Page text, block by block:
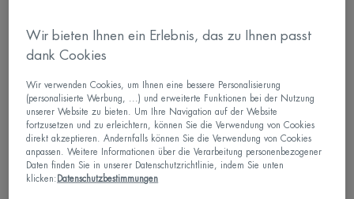
Cleanance
CLEANANCE Reinigungsgel
4.8
/
5
-
1.791
Cleanance
CLEANANCE HYDRA
Intensiv beruhigende,
reparierende Pflege
Wir bieten Ihnen ein Erlebnis, das zu Ihnen passt
dank Cookies
Wir verwenden Cookies, um Ihnen eine bessere Personalisierung
(personalisierte Werbung, ...) und erweiterte Funktionen bei der Nutzung
unserer Website zu bieten. Um Ihre Navigation auf der Website
fortzusetzen und zu erleichtern, können Sie die Verwendung von Cookies
direkt akzeptieren. Andernfalls können Sie die Verwendung von Cookies
anpassen. Weitere Informationen über die Verarbeitung personenbezogener
Daten finden Sie in unserer Datenschutzrichtlinie, indem Sie unten
klicken: Datenschutzbestimmungen